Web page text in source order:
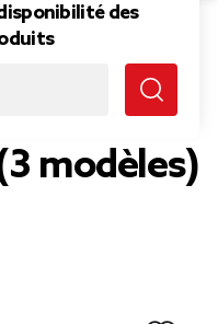
des
gaze
modèles)